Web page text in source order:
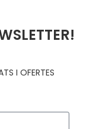
I OFERTES